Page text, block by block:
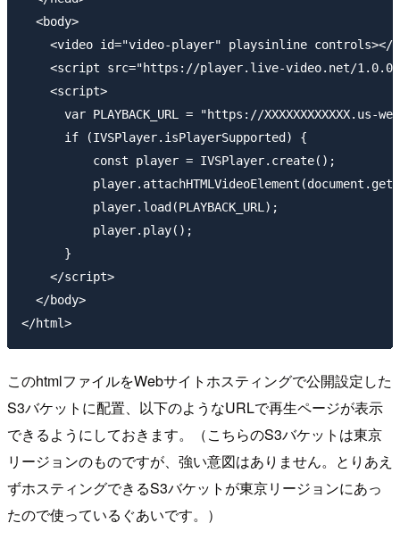
  <body>
<video id="video-player" playsinline controls></
<script src="https://player.live-video.net/
    <script>
var PLAYBACK_URL = "https://XXXXXXXXXXXX.us-
      if (IVSPlayer.isPlayerSupported) {
          const player = IVSPlayer.create();
          player.load(PLAYBACK_URL);
          player.play();
      }
    </script>
  </body>
このhtmlファイルをWebサイトホスティングで公開設定した
S3バケットに配置、以下のようなURLで再生ページが表示
できるようにしておきます。（こちらのS3バケットは東京
リージョンのものですが、強い意図はありません。とりあえ
ずホスティングできるS3バケットが東京リージョンにあっ
たので使っているぐあいです。）